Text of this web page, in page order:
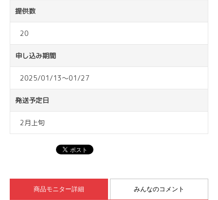
提供数
20
申し込み期間
2025/01/13～01/27
発送予定日
2月上旬
商品モニター詳細 みんなのコメント